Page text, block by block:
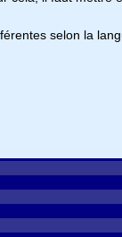
selon la